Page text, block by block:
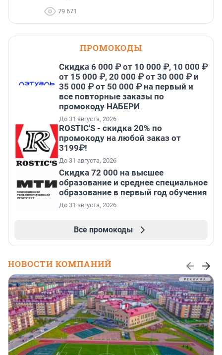
79 671
ПРОМОКОДЫ
Скидка 6 000 ₽ от 10 000 ₽, 10 000 ₽
от 15 000 ₽, 20 000 ₽ от 30 000 ₽ и
35 000 ₽ от 50 000 ₽ на первый и
все повторные заказы по
промокоду НАБЕРИ
До 31 августа, 2026
ROSTIC'S - скидка 20% по
промокоду на любой заказ от
3199₽!
До 31 августа, 2026
Скидка 72 000 на высшее
образование и среднее специальное
образование в первый год обучения
До 31 августа, 2026
Все промокоды
НОВОСТИ КОМПАНИЙ